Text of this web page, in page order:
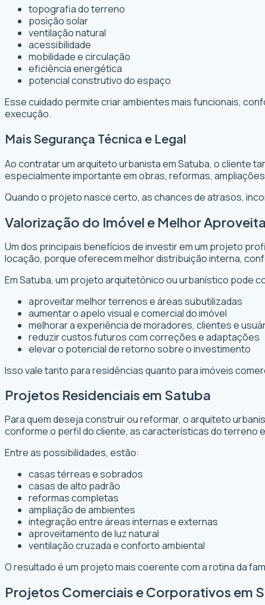
topografia do terreno
posição solar
ventilação natural
acessibilidade
mobilidade e circulação
eficiência energética
potencial construtivo do espaço
Esse cuidado permite criar ambientes mais funcionais,
execução.
Mais Segurança Técnica e Legal
Ao contratar um arquiteto urbanista em Satuba, o cliente
especialmente importante em obras, reformas,
Quando o projeto nasce certo, as chances de atrasos,
Valorização do Imóvel e Melhor
Um dos principais benefícios de investir em um projeto
locação, porque oferecem melhor distribuição interna,
Em Satuba, um projeto arquitetônico ou urbanístico pode
aproveitar melhor terrenos e áreas subutilizadas
aumentar o apelo visual e comercial do imóvel
melhorar a experiência de moradores, clientes e
reduzir custos futuros com correções e adaptações
elevar o potencial de retorno sobre o investimento
Isso vale tanto para residências quanto para imóveis
Projetos Residenciais em Satuba
Para quem deseja construir ou reformar, o arquiteto
conforme o perfil do cliente, as características do terreno
Entre as possibilidades, estão:
casas térreas e sobrados
casas de alto padrão
reformas completas
ampliação de ambientes
integração entre áreas internas e externas
aproveitamento de luz natural
ventilação cruzada e conforto ambiental
O resultado é um projeto mais coerente com a rotina da
Projetos Comerciais e Corporativos em